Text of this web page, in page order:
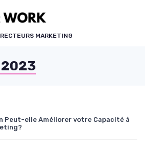
MARKETING
Peut-elle Améliorer votre Capacité à
cookies